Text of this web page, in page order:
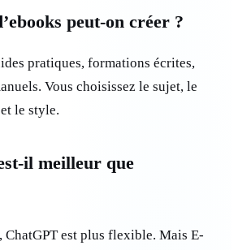
peut-on créer ?
pratiques, formations écrites,
Vous choisissez le sujet, le
le style.
il meilleur que
ChatGPT est plus flexible. Mais E-